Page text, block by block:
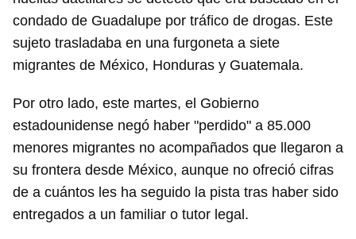
condado de Guadalupe por tráfico de drogas. Este
sujeto trasladaba en una furgoneta a siete
migrantes de México, Honduras y Guatemala.
Por otro lado, este martes, el Gobierno
estadounidense negó haber "perdido" a 85.000
menores migrantes no acompañados que llegaron a
su frontera desde México, aunque no ofreció cifras
de a cuántos les ha seguido la pista tras haber sido
entregados a un familiar o tutor legal.